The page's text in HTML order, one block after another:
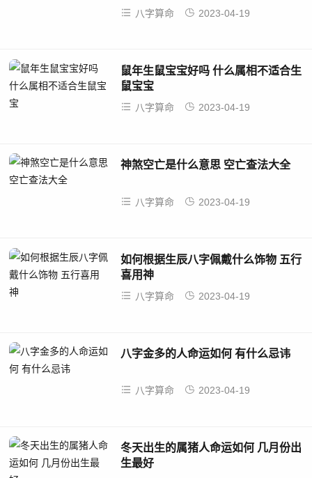
八字算命 2023-04-19
鼠年生鼠宝宝好吗 什么属相不适合生
鼠宝宝
八字算命 2023-04-19
神煞空亡是什么意思 空亡查法大全
八字算命 2023-04-19
如何根据生辰八字佩戴什么饰物 五行
喜用神
八字算命 2023-04-19
八字金多的人命运如何 有什么忌讳
八字算命 2023-04-19
冬天出生的属猪人命运如何 几月份出
生最好